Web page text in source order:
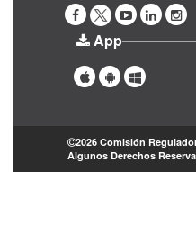
App
2026 Comisión
Algunos Derechos